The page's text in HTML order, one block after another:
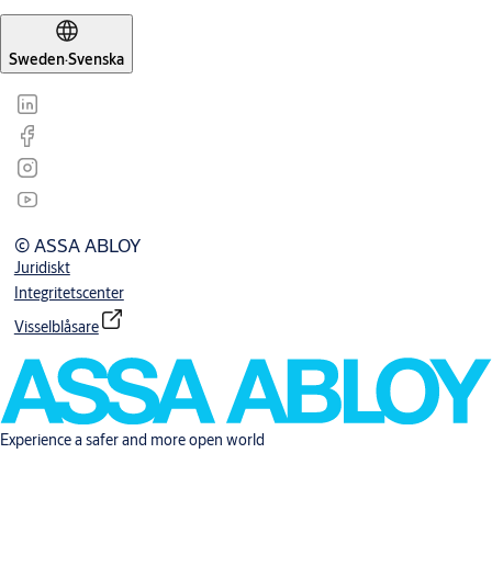
Sweden·Svenska
© ASSA ABLOY
Juridiskt
Integritetscenter
Visselblåsare
Experience a safer and more open world